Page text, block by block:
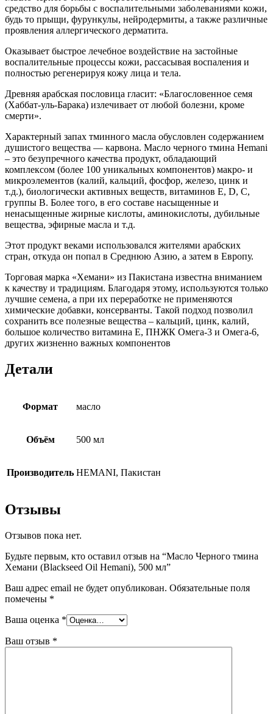
средство для борьбы с воспалительными заболеваниями кожи,
будь то прыщи, фурункулы, нейродермиты, а также различные
проявления аллергического дерматита.
Оказывает быстрое лечебное воздействие на застойные
воспалительные процессы кожи, рассасывая воспаления и
полностью регенерируя кожу лица и тела.
Древняя арабская пословица гласит: «Благословенное семя
(Хаббат-уль-Барака) излечивает от любой болезни, кроме
смерти».
Характерный запах тминного масла обусловлен содержанием
душистого вещества — карвона. Масло черного тмина Hemani
– это безупречного качества продукт, обладающий
комплексом (более 100 уникальных компонентов) макро- и
микроэлементов (калий, кальций, фосфор, железо, цинк и
т.д.), биологически активных веществ, витаминов Е, D, С,
группы В. Более того, в его составе насыщенные и
ненасыщенные жирные кислоты, аминокислоты, дубильные
вещества, эфирные масла и т.д.
Этот продукт веками использовался жителями арабских
стран, откуда он попал в Среднюю Азию, а затем в Европу.
Торговая марка «Хемани» из Пакистана известна вниманием
к качеству и традициям. Благодаря этому, используются только
лучшие семена, а при их переработке не применяются
химические добавки, консерванты. Такой подход позволил
сохранить все полезные вещества – кальций, цинк, калий,
большое количество витамина Е, ПНЖК Омега-3 и Омега-6,
других жизненно важных компонентов
Детали
Формат масло
Объём 500 мл
Производитель HEMANI, Пакистан
Отзывы
Отзывов пока нет.
Будьте первым, кто оставил отзыв на “Масло Черного тмина
Хемани (Blackseed Oil Hemani), 500 мл”
Ваш адрес email не будет опубликован. Обязательные поля
помечены *
Ваша оценка *
Ваш отзыв *